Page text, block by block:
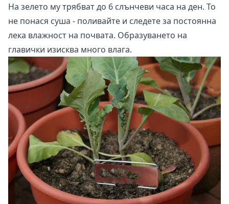
На зелето му трябват до 6 слънчеви часа на ден. То
не понася суша - поливайте и следете за постоянна
лека влажност на почвата. Образуването на
главички изисква много влага.